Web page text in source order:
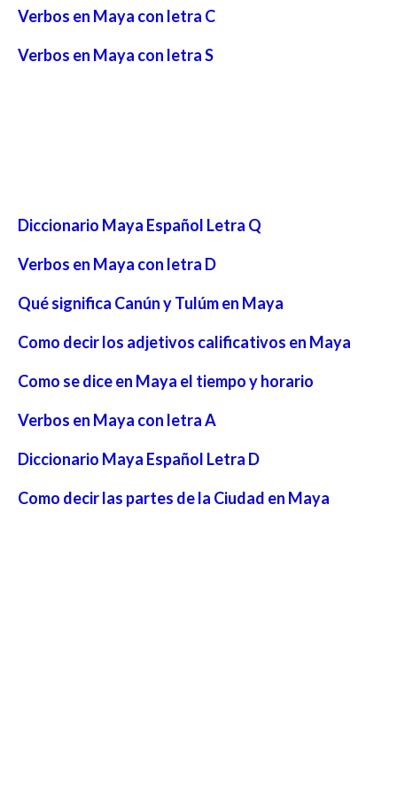
Verbos en Maya con letra C
Verbos en Maya con letra S
Diccionario Maya Español Letra Q
Verbos en Maya con letra D
Qué significa Canún y Tulúm en Maya
Como decir los adjetivos calificativos en Maya
Como se dice en Maya el tiempo y horario
Verbos en Maya con letra A
Diccionario Maya Español Letra D
Como decir las partes de la Ciudad en Maya